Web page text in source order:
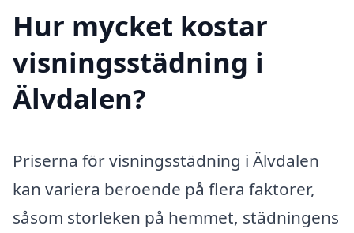
Hur mycket kostar
visningsstädning i
Älvdalen?
Priserna för visningsstädning i Älvdalen
kan variera beroende på flera faktorer,
såsom storleken på hemmet, städningens